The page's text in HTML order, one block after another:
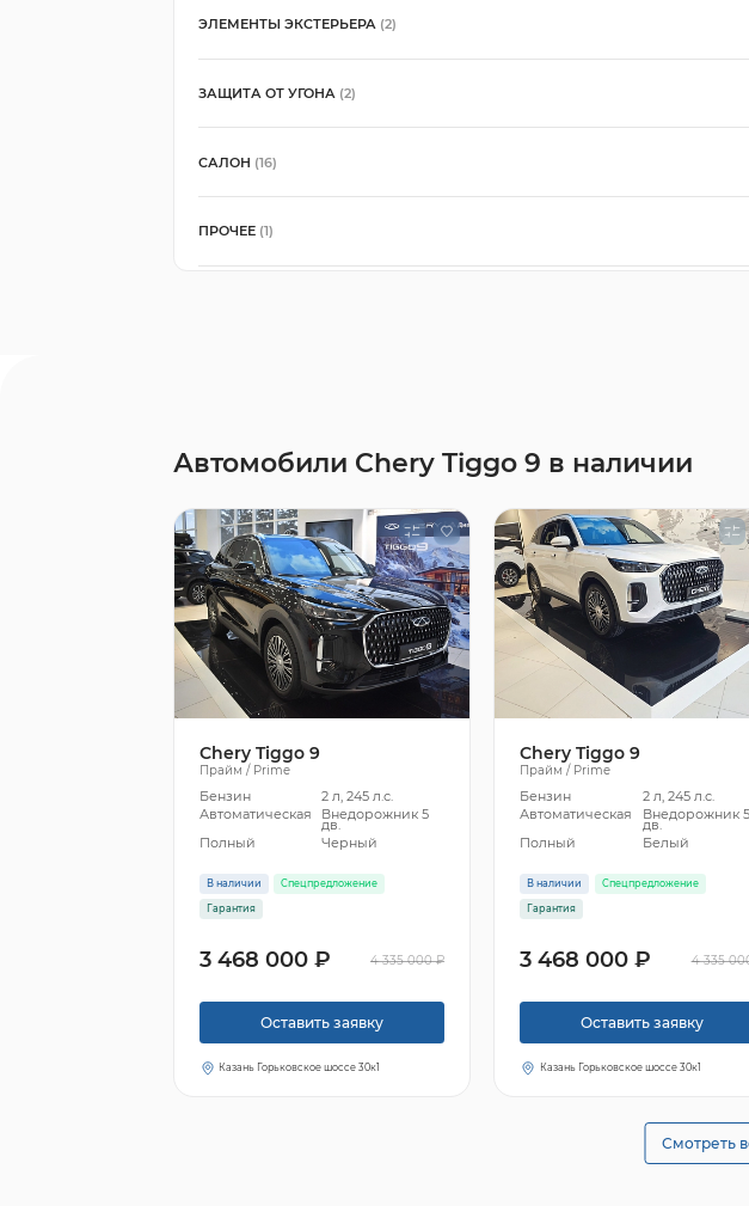
ЭЛЕМЕНТЫ ЭКСТЕРЬЕРА (2)
ЗАЩИТА ОТ УГОНА (2)
САЛОН (16)
ПРОЧЕЕ (1)
Автомобили Chery Tiggo 9 в наличии
Chery Tiggo 9
Прайм / Prime
Бензин
2 л, 245 л.с.
Автоматическая
Внедорожник 5
дв.
Полный
Черный
В наличии Спецпредложение
Гарантия
3 468 000 ₽ 4 335 000 ₽
Оставить заявку
Казань Горьковское шоссе 30к1
Chery Tiggo 9
Прайм / Prime
Бензин
2 л, 245 л.с.
Автоматическая
Внедорожник 5
дв.
Полный
Белый
В наличии Спецпредложение
Гарантия
3 468 000 ₽ 4 335
Оставить заявку
Казань Горьковское шоссе 30к1
Смотреть